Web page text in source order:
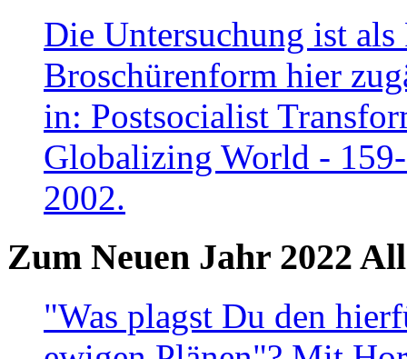
Die Untersuchung ist
Broschürenform hier
in: Postsocialist
Globalizing World -
2002.
Zum Neuen Jahr 2022
"Was plagst Du den